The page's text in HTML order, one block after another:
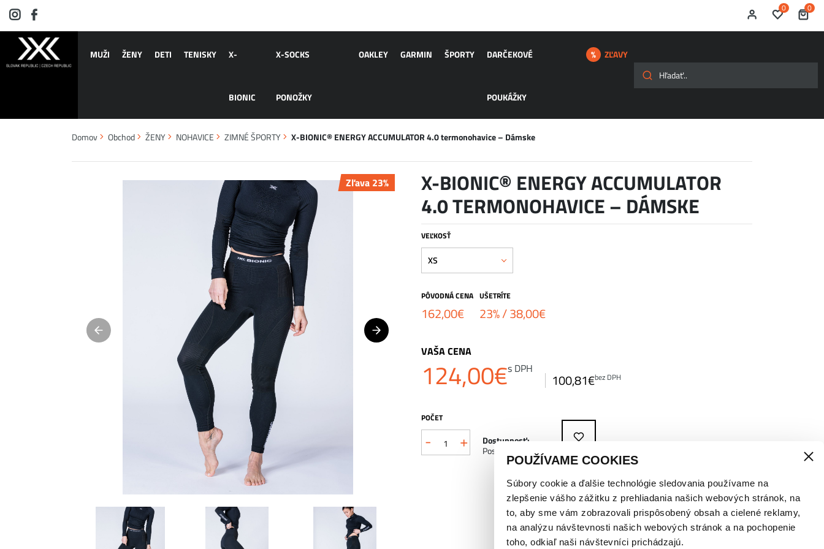
POUŽÍVAME COOKIES
Súbory cookie a ďalšie technológie sledovania používame na
zlepšenie vášho zážitku z prehliadania našich webových stránok, na
to, aby sme vám zobrazovali prispôsobený obsah a cielené reklamy,
na analýzu návštevnosti našich webových stránok a na pochopenie
toho, odkiaľ naši návštevníci prichádzajú.
0 0
MUŽI ŽENY DETI TENISKY X-
BIONIC
X-SOCKS
PONOŽKY
OAKLEY GARMIN ŠPORTY DARČEKOVÉ
POUKÁŽKY
ZĽAVY
Domov Obchod ŽENY NOHAVICE ZIMNÉ ŠPORTY X-BIONIC® ENERGY ACCUMULATOR 4.0 termonohavice – Dámske
Zľava 23% X-BIONIC® ENERGY ACCUMULATOR
4.0 TERMONOHAVICE – DÁMSKE
VEĽKOSŤ
XS
PÔVODNÁ CENA
162,00€
UŠETRÍTE
23% /38,00€
VAŠA CENA
124,00€s DPH
100,81€bez DPH
POČET
-
množstvo+
Dostupnosť:
Posledné 3 kusy!